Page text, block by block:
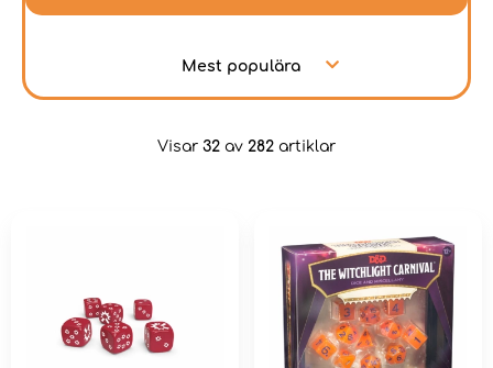
Mest populära
Visar 32 av 282 artiklar